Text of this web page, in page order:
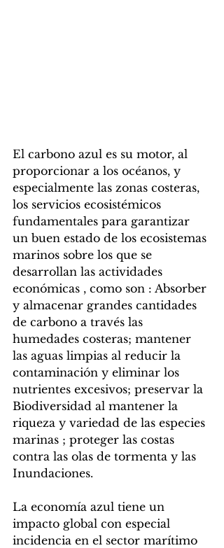
El carbono azul es su motor, al
proporcionar a los océanos, y
especialmente las zonas costeras,
los servicios ecosistémicos
fundamentales para garantizar
un buen estado de los ecosistemas
marinos sobre los que se
desarrollan las actividades
económicas , como son : Absorber
y almacenar grandes cantidades
de carbono a través las
humedades costeras; mantener
las aguas limpias al reducir la
contaminación y eliminar los
nutrientes excesivos; preservar la
Biodiversidad al mantener la
riqueza y variedad de las especies
marinas ; proteger las costas
contra las olas de tormenta y las
Inundaciones.
La economía azul tiene un
impacto global con especial
incidencia en el sector marítimo